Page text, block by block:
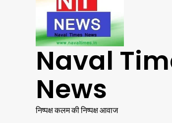
Naval
News
निष्पक्ष कलम की निष्पक्ष आवाज